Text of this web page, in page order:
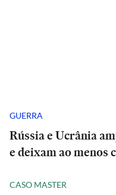
GUERRA
Rússia e Ucrânia
e deixam ao menos
CASO MASTER